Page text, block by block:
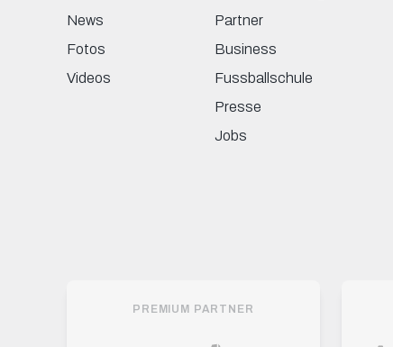
News
Fotos
Videos
Partner
Business
Fussballschule
Presse
Jobs
PREMIUM PARTNER